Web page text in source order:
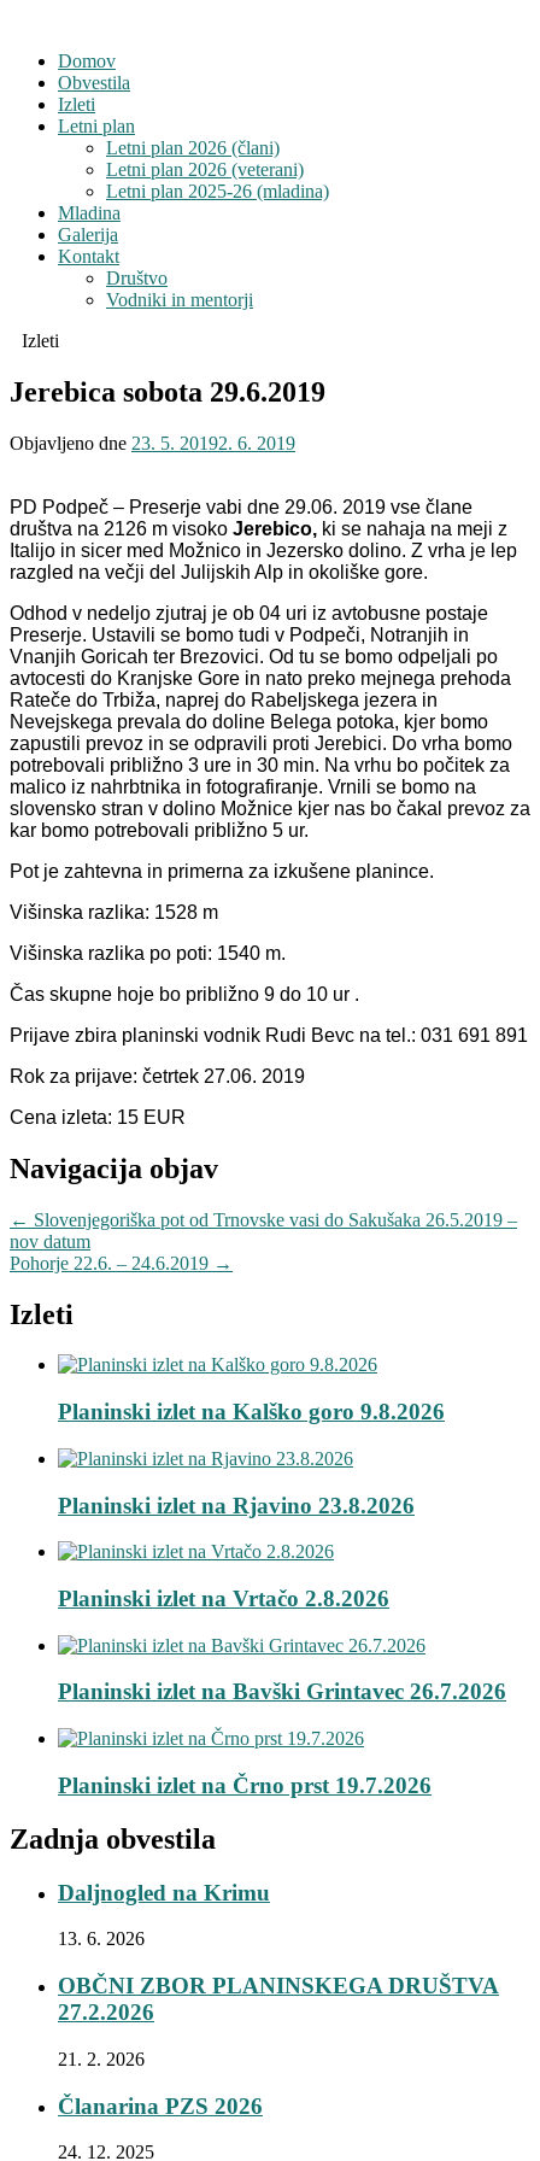
Domov
Obvestila
Izleti
Letni plan
Letni plan 2026 (člani)
Letni plan 2026 (veterani)
Letni plan 2025-26 (mladina)
Mladina
Galerija
Kontakt
Društvo
Vodniki in mentorji
Izleti
Jerebica sobota 29.6.2019
Objavljeno dne 23. 5. 20192. 6. 2019
PD Podpeč – Preserje vabi dne 29.06. 2019 vse člane
društva na 2126 m visoko Jerebico, ki se nahaja na meji z
Italijo in sicer med Možnico in Jezersko dolino. Z vrha je lep
razgled na večji del Julijskih Alp in okoliške gore.
Odhod v nedeljo zjutraj je ob 04 uri iz avtobusne postaje
Preserje. Ustavili se bomo tudi v Podpeči, Notranjih in
Vnanjih Goricah ter Brezovici. Od tu se bomo odpeljali po
avtocesti do Kranjske Gore in nato preko mejnega prehoda
Rateče do Trbiža, naprej do Rabeljskega jezera in
Nevejskega prevala do doline Belega potoka, kjer bomo
zapustili prevoz in se odpravili proti Jerebici. Do vrha bomo
potrebovali približno 3 ure in 30 min. Na vrhu bo počitek za
malico iz nahrbtnika in fotografiranje. Vrnili se bomo na
slovensko stran v dolino Možnice kjer nas bo čakal prevoz za
kar bomo potrebovali približno 5 ur.
Pot je zahtevna in primerna za izkušene planince.
Višinska razlika: 1528 m
Višinska razlika po poti: 1540 m.
Čas skupne hoje bo približno 9 do 10 ur .
Prijave zbira planinski vodnik Rudi Bevc na tel.: 031 691 891
Rok za prijave: četrtek 27.06. 2019
Cena izleta: 15 EUR
Navigacija objav
← Slovenjegoriška pot od Trnovske vasi do Sakušaka 26.5.2019 –
nov datum
Pohorje 22.6. – 24.6.2019 →
Izleti
Planinski izlet na Kalško goro 9.8.2026
Planinski izlet na Rjavino 23.8.2026
Planinski izlet na Vrtačo 2.8.2026
Planinski izlet na Bavški Grintavec 26.7.2026
Planinski izlet na Črno prst 19.7.2026
Zadnja obvestila
Daljnogled na Krimu
13. 6. 2026
OBČNI ZBOR PLANINSKEGA DRUŠTVA
27.2.2026
21. 2. 2026
Članarina PZS 2026
24. 12. 2025